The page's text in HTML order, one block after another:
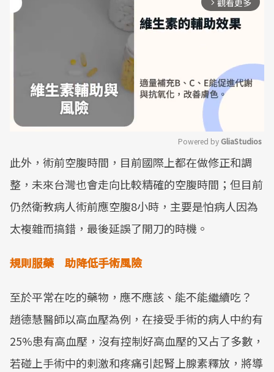
arrow_forward_ios 觀看更多
Mute
Powered by GliaStudios
此外，術前空腹時間，目前國際上都在做修正和調
整，未來台灣也會走向比較精確的空腹時間；但目前
仍然衛教病人術前應空腹8小時，主要是怕病人因為
太複雜而搞錯，最後延誤了開刀的時機。
規則服藥 助降低手術風險
至於平常在吃的藥物，應不應該、能不能繼續吃？
趙德慧醫師以高血壓為例，在接受手術的病人中約有
25%患有高血壓，沒有控制好高血壓的又占了多數，
若碰上手術中的剌激和疼痛引起腎上腺素釋放，將導